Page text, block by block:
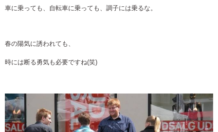
車に乗っても、自転車に乗っても、調子には乗るな。
春の陽気に誘われても、
時には断る勇気も必要ですね(笑)